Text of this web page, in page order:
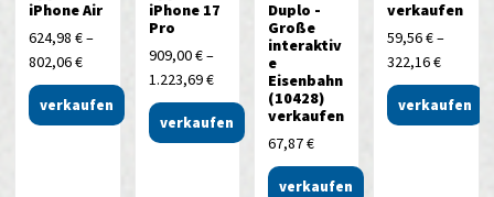
iPhone Air
624,98€–
802,06€
verkaufen
iPhone 17
Pro
909,00€–
1.223,69€
verkaufen
Duplo -
Große
interaktiv
e
Eisenbahn
(10428)
verkaufen
67,87€
verkaufen
verkaufen
59,56€–
322,16€
verkaufen